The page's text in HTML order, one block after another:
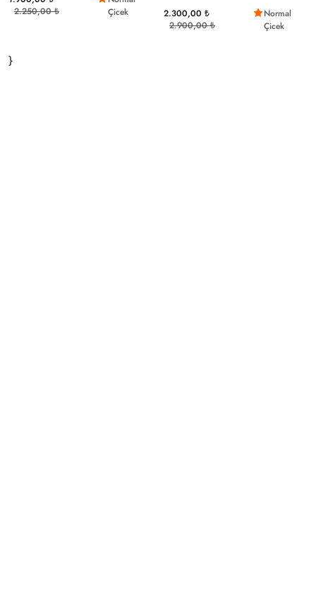
2.250,00 ₺
Çicek
2.300,00 ₺
2.900,00 ₺
Normal
Çicek
}